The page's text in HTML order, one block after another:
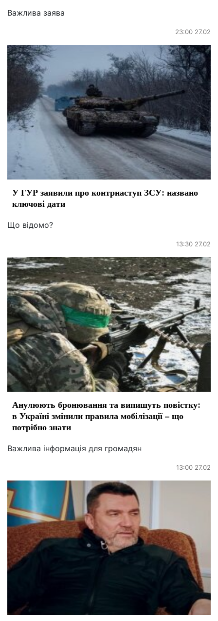
Важлива заява
23:00 27.02
У ГУР заявили про контрнаступ ЗСУ: названо
ключові дати
Що відомо?
13:30 27.02
Анулюють бронювання та випишуть повістку:
в Україні змінили правила мобілізації – що
потрібно знати
Важлива інформація для громадян
13:00 27.02